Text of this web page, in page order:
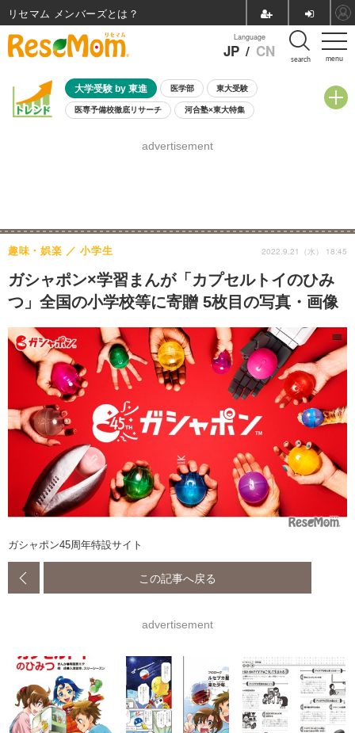
menu
Language
JP / CN search
大学受験 by 東進 医学部 東大受験
医専予備校徹底リサーチ 河合塾×東大特集
8月開催学校説明会・相談会
advertisement
ガシャポン×学習まんが「カプセルトイのひみ
つ」全国の小学校等に寄贈 5枚目の写真・画像
趣味・娯楽 小学生 2022.9.21（水） 18:45
ガシャポン45周年特設サイト
この記事へ戻る
advertisement
リセマム メンバーズ